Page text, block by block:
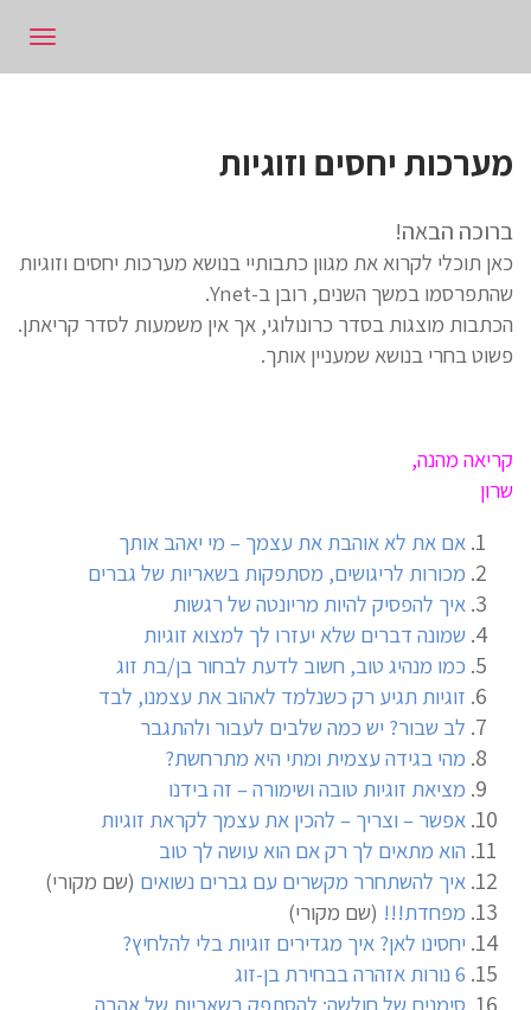
מערכות יחסים וזוגיות
ברוכה הבאה!
כאן תוכלי לקרוא את מגוון כתבותיי בנושא מערכות יחסים וזוגיות
שהתפרסמו במשך השנים, רובן ב-Ynet.
הכתבות מוצגות בסדר כרונולוגי, אך אין משמעות לסדר קריאתן.
פשוט בחרי בנושא שמעניין אותך.
קריאה מהנה,
שרון
אם את לא אוהבת את עצמך – מי יאהב אותך
מכורות לריגושים, מסתפקות בשאריות של גברים
איך להפסיק להיות מריונטה של רגשות
שמונה דברים שלא יעזרו לך למצוא זוגיות
כמו מנהיג טוב, חשוב לדעת לבחור בן/בת זוג
זוגיות תגיע רק כשנלמד לאהוב את עצמנו, לבד
לב שבור? יש כמה שלבים לעבור ולהתגבר
מהי בגידה עצמית ומתי היא מתרחשת?
מציאת זוגיות טובה ושימורה – זה בידנו
אפשר – וצריך – להכין את עצמך לקראת זוגיות
הוא מתאים לך רק אם הוא עושה לך טוב
איך להשתחרר מקשרים עם גברים נשואים (שם מקורי)
מפחדת!!! (שם מקורי)
יחסינו לאן? איך מגדירים זוגיות בלי להלחיץ?
6 נורות אזהרה בבחירת בן-זוג
סימנים של חולשה: להסתפק בשאריות של אהבה